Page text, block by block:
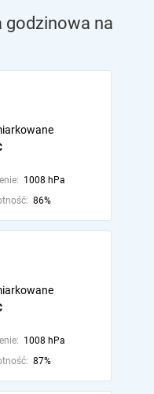
godzinowa na
1008 hPa
86%
1008 hPa
87%